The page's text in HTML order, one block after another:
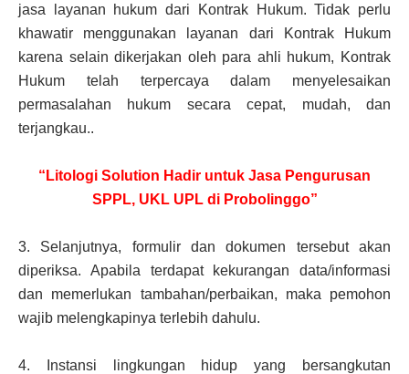
jasa layanan hukum dari Kontrak Hukum. Tidak perlu
khawatir menggunakan layanan dari Kontrak Hukum
karena selain dikerjakan oleh para ahli hukum, Kontrak
Hukum telah terpercaya dalam menyelesaikan
permasalahan hukum secara cepat, mudah, dan
terjangkau..
“Litologi Solution Hadir untuk Jasa Pengurusan
SPPL, UKL UPL di Probolinggo”
3.
Selanjutnya, formulir dan dokumen tersebut akan
diperiksa. Apabila terdapat kekurangan data/informasi
dan memerlukan tambahan/perbaikan, maka pemohon
wajib melengkapinya terlebih dahulu.
4.
Instansi lingkungan hidup yang bersangkutan